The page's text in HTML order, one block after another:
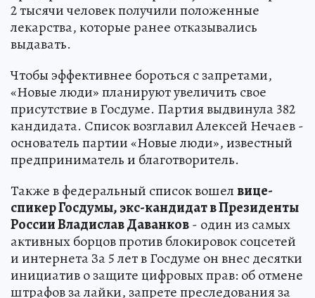
2 тысячи человек получили положенные
лекарства, которые ранее отказывались
выдавать.
Чтобы эффективнее бороться с запретами,
«Новые люди» планируют увеличить свое
присутствие в Госдуме. Партия выдвинула 382
кандидата. Список возглавил Алексей Нечаев -
основатель партии «Новые люди», известный
предприниматель и благотворитель.
Также в федеральный список вошелвице-
спикер Госдумы, экс-кандидат в Президенты
России Владислав Даванков- один из самых
активных борцов против блокировок соцсетей
и интернета За 5 лет в Госдуме он внес десятки
инициатив о защите цифровых прав: об отмене
штрафов за лайки, запрете преследования за